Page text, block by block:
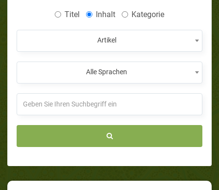
Titel Inhalt Kategorie
Artikel
Alle Sprachen